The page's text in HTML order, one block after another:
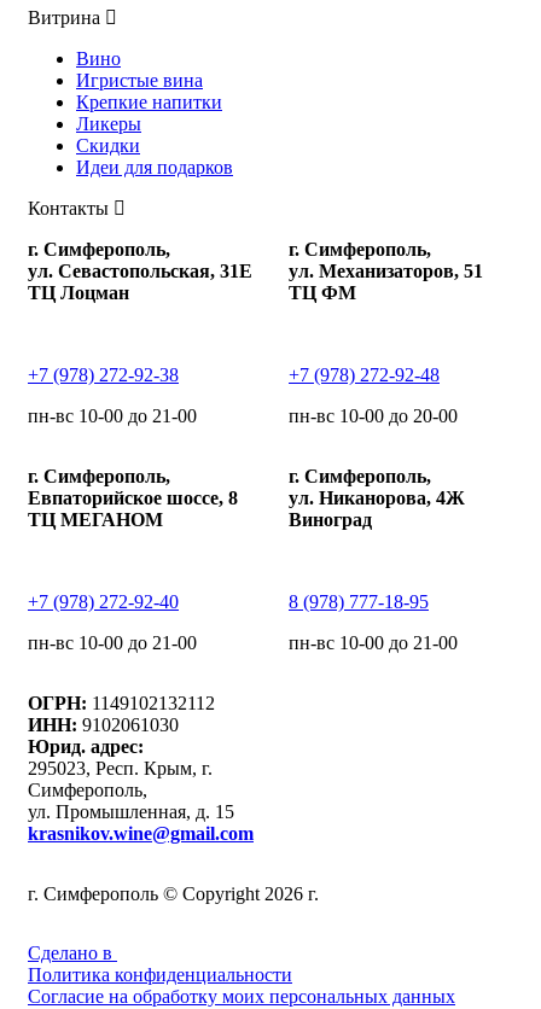
Витрина
Вино
Игристые вина
Крепкие напитки
Ликеры
Скидки
Идеи для подарков
Контакты
г. Симферополь,
ул. Севастопольская, 31Е
ТЦ Лоцман
+7 (978) 272-92-38
пн-вс 10-00 до 21-00
г. Симферополь,
ул. Механизаторов, 51
ТЦ ФМ
+7 (978) 272-92-48
пн-вс 10-00 до 20-00
г. Симферополь,
Евпаторийское шоссе, 8
ТЦ МЕГАНОМ
+7 (978) 272-92-40
пн-вс 10-00 до 21-00
г. Симферополь,
ул. Никанорова, 4Ж
Виноград
8 (978) 777-18-95
пн-вс 10-00 до 21-00
ОГРН: 1149102132112
ИНН: 9102061030
Юрид. адрес:
295023, Респ. Крым, г.
Симферополь,
ул. Промышленная, д. 15
krasnikov.wine@gmail.com
г. Симферополь © Copyright 2026 г.
Сделано в
Политика конфиденциальности
Согласие на обработку моих персональных данных